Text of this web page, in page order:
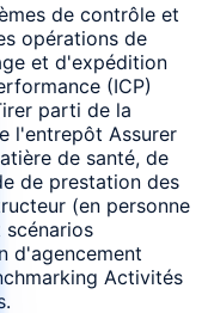
de contrôle et
opérations de
et d'expédition
(ICP)
parti de la
l'entrepôt Assurer
de santé, de
de prestation des
(en personne
d'agencement
Activités